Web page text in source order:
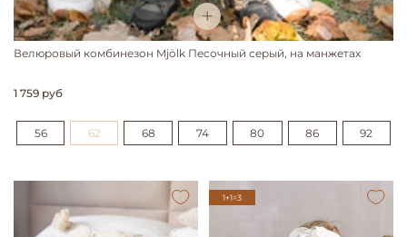
Велюровый комбинезон Mjölk Песочный серый, на манжетах
1 759 руб
56 62 68 74 80 86 92
1+1=3